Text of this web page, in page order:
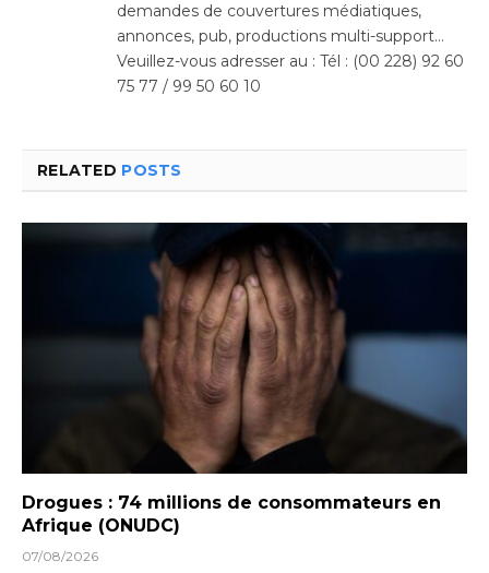
demandes de couvertures médiatiques,
annonces, pub, productions multi-support…
Veuillez-vous adresser au : Tél : (00 228) 92 60
75 77 / 99 50 60 10
RELATED POSTS
Drogues : 74 millions de consommateurs en
Afrique (ONUDC)
07/08/2026